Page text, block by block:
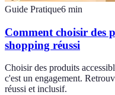
Guide Pratique6 min
Comment choisir des
shopping réussi
Choisir des produits
c'est un engagement.
réussi et inclusif.